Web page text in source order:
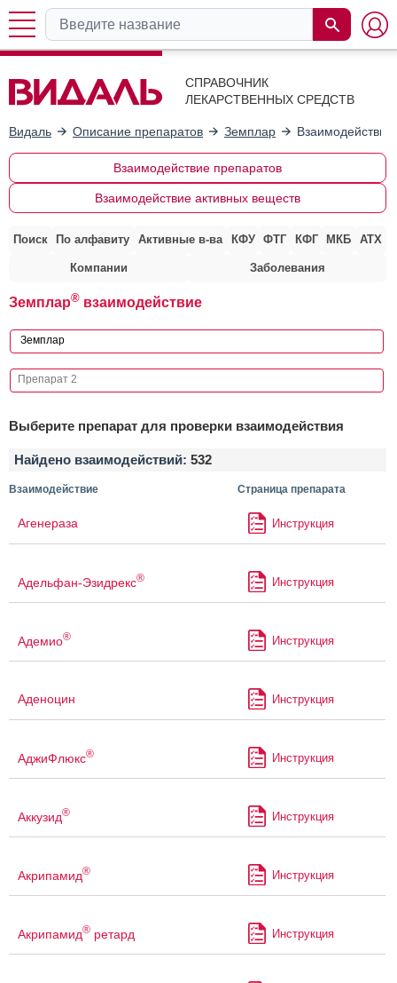
СПРАВОЧНИК
ЛЕКАРСТВЕННЫХ СРЕДСТВ
Видаль Описание препаратов Земплар
Взаимодействие препаратов
Взаимодействие активных веществ
Поиск По алфавиту Активные в-ва КФУ ФТГ КФГ МКБ АТХ
Компании Заболевания
Земплар® взаимодействие
Выберите препарат для проверки взаимодействия
Найдено взаимодействий: 532
Взаимодействие Страница препарата
Агенераза Инструкция
Адельфан-Эзидрекс® Инструкция
Адемио® Инструкция
Аденоцин Инструкция
АджиФлюкс® Инструкция
Аккузид® Инструкция
Акрипамид® Инструкция
Акрипамид® ретард Инструкция